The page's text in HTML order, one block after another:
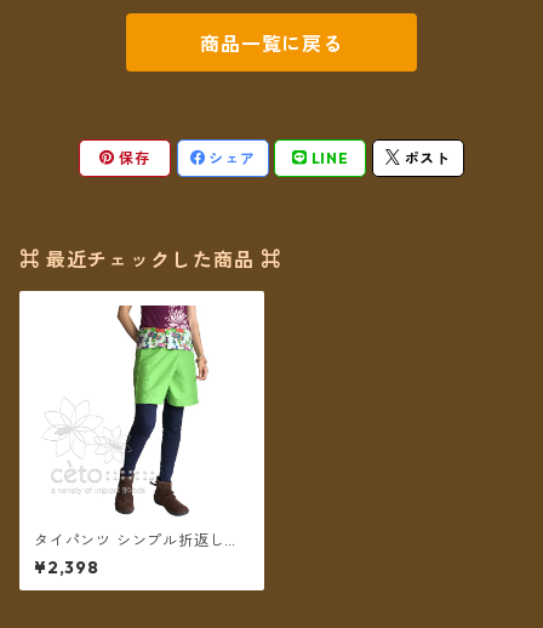
商品一覧に戻る
保存 シェア LINE ポスト
⌘ 最近チェックした商品 ⌘
タイパンツ シンプル折返しプ
リント ショート丈（ライトグ
リーン2）【メール便送料無
料】
¥2,398